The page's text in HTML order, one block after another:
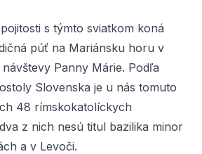
s týmto sviatkom koná
púť na Mariánsku horu v
Panny Márie. Podľa
Slovenska je u nás tomuto
48 rímskokatolíckych
z nich nesú titul bazilika minor
a v Levoči.